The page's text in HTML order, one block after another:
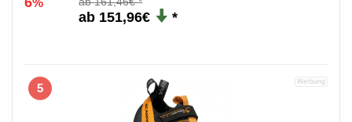
%
151,96€
5